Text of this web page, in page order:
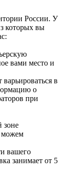
России. У
которых вы
вами место и
в
о
при
зоне
можем
вашего
занимает от 5